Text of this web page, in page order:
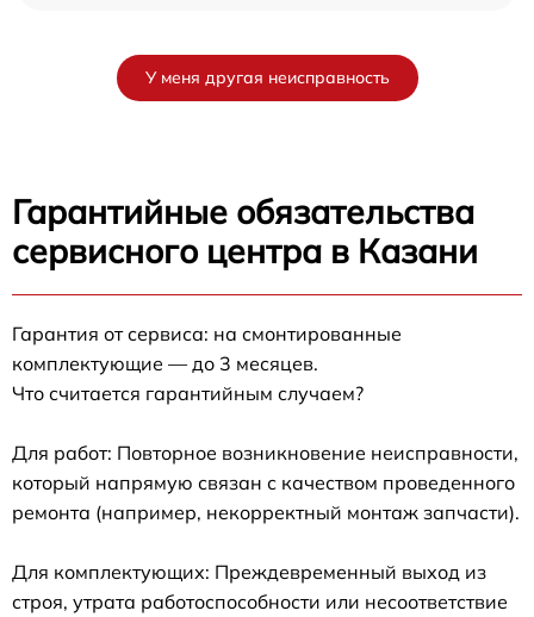
У меня другая неисправность
Гарантийные обязательства
сервисного центра в Казани
Гарантия от сервиса: на смонтированные
комплектующие — до 3 месяцев.
Что считается гарантийным случаем?
Для работ: Повторное возникновение неисправности,
который напрямую связан с качеством проведенного
ремонта (например, некорректный монтаж запчасти).
Для комплектующих: Преждевременный выход из
строя, утрата работоспособности или несоответствие